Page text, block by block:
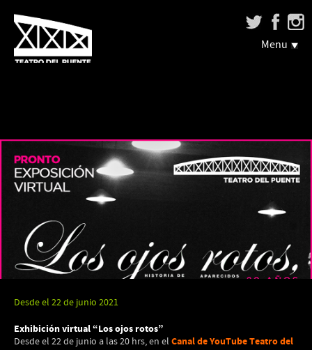
Menu
Desde el 22 de junio 2021
Exhibición virtual “Los ojos rotos”
Desde el 22 de junio a las 20 hrs, en el Canal de YouTube Teatro del